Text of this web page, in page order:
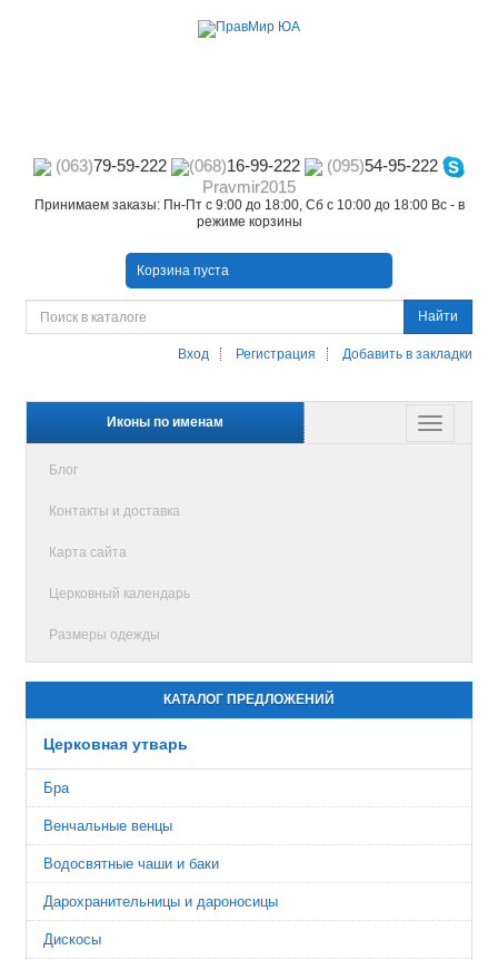
(063)79-59-222 (068)16-99-222 (095)54-95-222
Pravmir2015
Принимаем заказы: Пн-Пт с 9:00 до 18:00, Сб с 10:00 до 18:00 Вс - в
режиме корзины
Корзина пуста
Найти
Вход Регистрация Добавить в закладки
Иконы по именам
Блог
Контакты и доставка
Карта сайта
Церковный календарь
Размеры одежды
КАТАЛОГ ПРЕДЛОЖЕНИЙ
Церковная утварь
Бра
Венчальные венцы
Водосвятные чаши и баки
Дарохранительницы и дароносицы
Дискосы